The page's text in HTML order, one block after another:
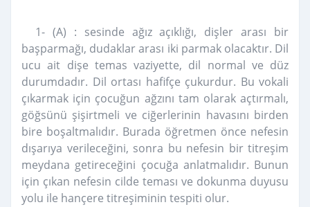
1- (A) : sesinde ağız açıklığı, dişler arası bir
başparmağı, dudaklar arası iki parmak olacaktır. Dil
ucu ait dişe temas vaziyette, dil normal ve düz
durumdadır. Dil ortası hafifçe çukurdur. Bu vokali
çıkarmak için çocuğun ağzını tam olarak açtırmalı,
göğsünü şişirtmeli ve ciğerlerinin havasını birden
bire boşaltmalıdır. Burada öğretmen önce nefesin
dışarıya verileceğini, sonra bu nefesin bir titreşim
meydana getireceğini çocuğa anlatmalıdır. Bunun
için çıkan nefesin cilde teması ve dokunma duyusu
yolu ile hançere titreşiminin tespiti olur.